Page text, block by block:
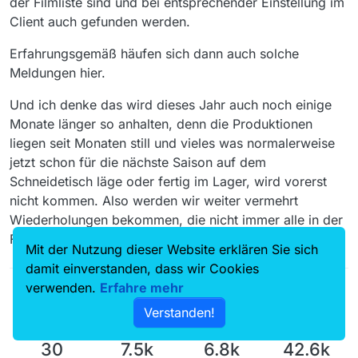
Client auch gefunden werden.
Erfahrungsgemäß häufen sich dann auch solche
Meldungen hier.
Und ich denke das wird dieses Jahr auch noch einige
Monate länger so anhalten, denn die Produktionen
liegen seit Monaten still und vieles was normalerweise
jetzt schon für die nächste Saison auf dem
Schneidetisch läge oder fertig im Lager, wird vorerst
nicht kommen. Also werden wir weiter vermehrt
Wiederholungen bekommen, die nicht immer alle in der
Filmliste auftauchen.
30 7.5k 6.8k 42.6k
Mit der Nutzung dieser Website erklären Sie sich
damit einverstanden, dass wir Cookies
verwenden. Erfahre mehr
Verstanden!